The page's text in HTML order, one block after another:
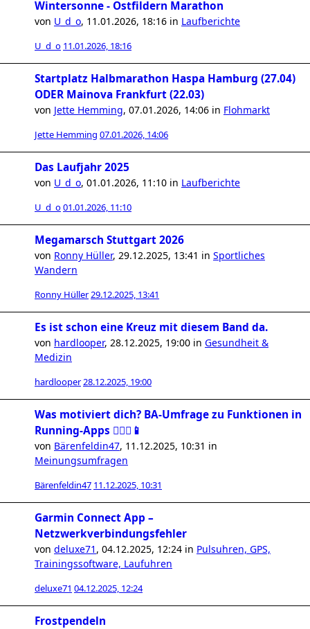
Wintersonne - Ostfildern Marathon
von U_d_o, 11.01.2026, 18:16 in Laufberichte
U_d_o 11.01.2026, 18:16
Startplatz Halbmarathon Haspa Hamburg (27.04)
ODER Mainova Frankfurt (22.03)
von Jette Hemming, 07.01.2026, 14:06 in Flohmarkt
Jette Hemming 07.01.2026, 14:06
Das Laufjahr 2025
von U_d_o, 01.01.2026, 11:10 in Laufberichte
U_d_o01.01.2026, 11:10
Megamarsch Stuttgart 2026
von Ronny Hüller, 29.12.2025, 13:41 in Sportliches
Wandern
Ronny Hüller29.12.2025, 13:41
Es ist schon eine Kreuz mit diesem Band da.
von hardlooper, 28.12.2025, 19:00 in Gesundheit &
Medizin
hardlooper28.12.2025, 19:00
Was motiviert dich? BA-Umfrage zu Funktionen in
Running-Apps 🏃🏻‍♀️📱
von Bärenfeldin47, 11.12.2025, 10:31 in
Meinungsumfragen
Bärenfeldin47 11.12.2025, 10:31
Garmin Connect App –
Netzwerkverbindungsfehler
von deluxe71 , 04.12.2025, 12:24 in Pulsuhren, GPS,
Trainingssoftware, Laufuhren
deluxe71 04.12.2025, 12:24
Frostpendeln